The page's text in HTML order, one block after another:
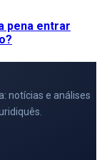
pena entrar
notícias e análises